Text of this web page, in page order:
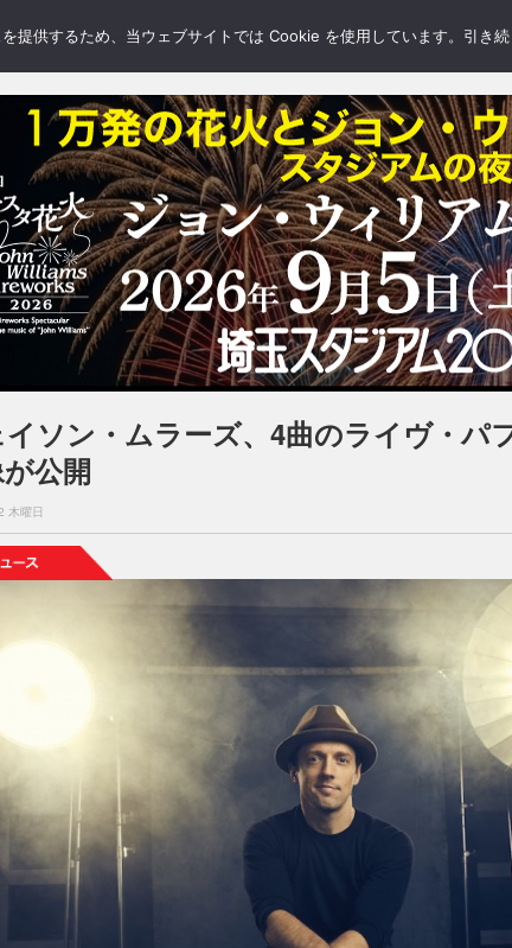
NEWS REVIEWS GALLERY BLOGS FEATURE
イソン・ムラーズ、4曲のライヴ・パ
公開
木曜日
提供するため、当ウェブサイトでは Cookie を使用しています。引き